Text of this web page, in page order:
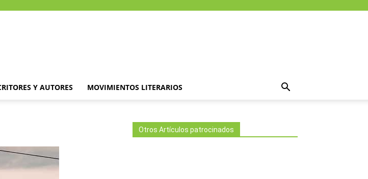
Y AUTORES MOVIMIENTOS LITERARIOS
Otros Artículos patrocinados